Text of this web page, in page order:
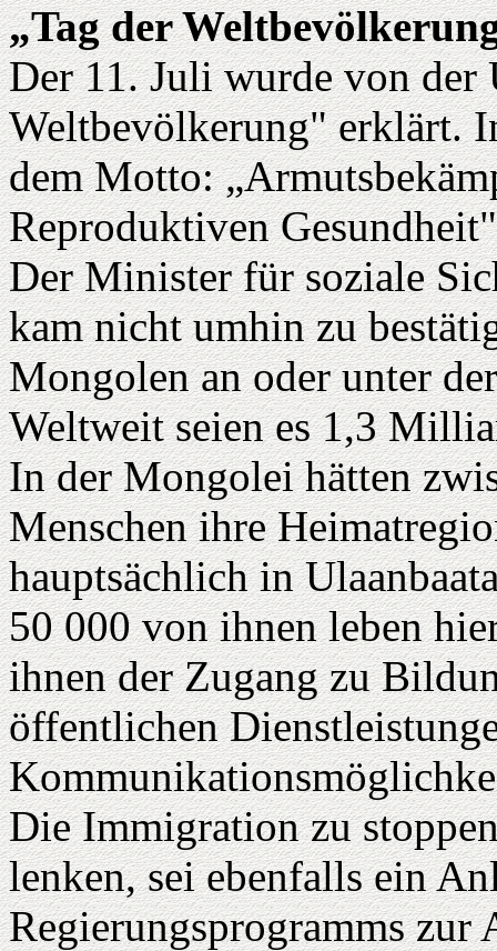
„Tag der
Der 11. Juli wurde von der
Weltbevölkerung" erklärt.
dem Motto:
Reproduktiven
Der Minister für soziale
kam nicht umhin zu
Mongolen an oder unter
Weltweit seien es 1,3
In der Mongolei hätten
Menschen ihre
hauptsächlich in
50 000 von ihnen leben
ihnen der Zugang zu
öffentlichen
Die Immigration zu
lenken, sei ebenfalls ein
Regierungsprogramms zur